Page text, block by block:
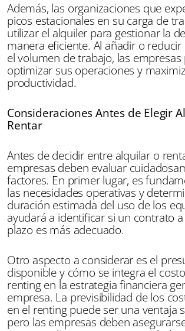
Además, las organizaciones que
picos estacionales en su carga de
utilizar el alquiler para gestionar la
manera eficiente. Al añadir o
el volumen de trabajo, las empresas
optimizar sus operaciones y
productividad.
Consideraciones Antes de Elegir
Rentar
Antes de decidir entre alquilar o
empresas deben evaluar
factores. En primer lugar, es
las necesidades operativas y
duración estimada del uso de los
ayudará a identificar si un contrato
plazo es más adecuado.
Otro aspecto a considerar es el
disponible y cómo se integra el
renting en la estrategia financiera
empresa. La previsibilidad de los
en el renting puede ser una ventaja
pero las empresas deben